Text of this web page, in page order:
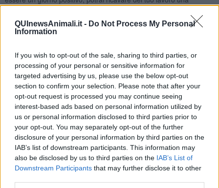
QUInewsAnimali.it - Do Not Process My Personal
Information
If you wish to opt-out of the sale, sharing to third parties, or
processing of your personal or sensitive information for
targeted advertising by us, please use the below opt-out
section to confirm your selection. Please note that after your
opt-out request is processed you may continue seeing
interest-based ads based on personal information utilized by
us or personal information disclosed to third parties prior to
your opt-out. You may separately opt-out of the further
disclosure of your personal information by third parties on the
IAB’s list of downstream participants. This information may
also be disclosed by us to third parties on the IAB’s List of
Downstream Participants that may further disclose it to other
ottimo aspetto con il tuo segno fino a Natale, se fossi single, il
secondo weekend potresti conoscere una persona, che sta non
sentimentale. Il 20 dicembre la Luna Nuova in Sagittario sará in
ottimo aspetto, se conoscessi qualcuno questo giorno, potrebbe
continuare a lungo la vostra frequentazione. Anche a livello
lavorativo saranno giornate positive. Giornate piú difficili saranno
quelli di un paio di giorni prima di Natale, se hai una famiglia,
potresti essere supercarico di impegni, oltre a quelli lavorativi,
anche personali. Natale passerai in modo tranquillo, con la famiglia.
L’ultima domenica del mese potresti avere una piccola lite con il
partner, invece se fossi single, non sará la giornata ideale per un
nuovo incontro. A Capodanno potresti avere un’invito da un luogo
lontano, ed é probabile, che cercherai di andarci, ma vari pianeti
saranno giá entrati in aspetto di sfida con il tuo segno, potrebbero
stesso.